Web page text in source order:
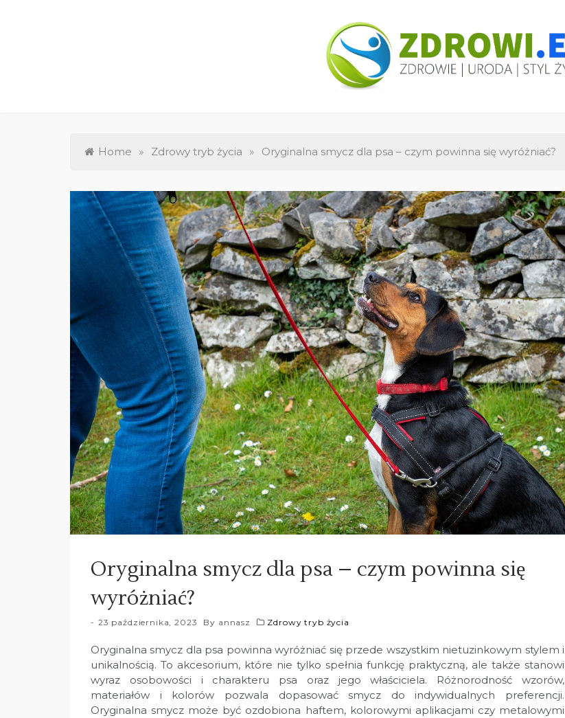
Home » Zdrowy tryb życia » Oryginalna smycz dla psa – czym powinna się wyróżniać?
Oryginalna smycz dla psa – czym powinna się
wyróżniać?
23 października, 2023 By annasz Zdrowy tryb życia
Oryginalna smycz dla psa powinna wyróżniać się przede wszystkim nietuzinkowym stylem i
unikalnością. To akcesorium, które nie tylko spełnia funkcję praktyczną, ale także stanowi
wyraz osobowości i charakteru psa oraz jego właściciela. Różnorodność wzorów,
materiałów i kolorów pozwala dopasować smycz do indywidualnych preferencji.
Oryginalna smycz może być ozdobiona haftem, kolorowymi aplikacjami czy metalowymi